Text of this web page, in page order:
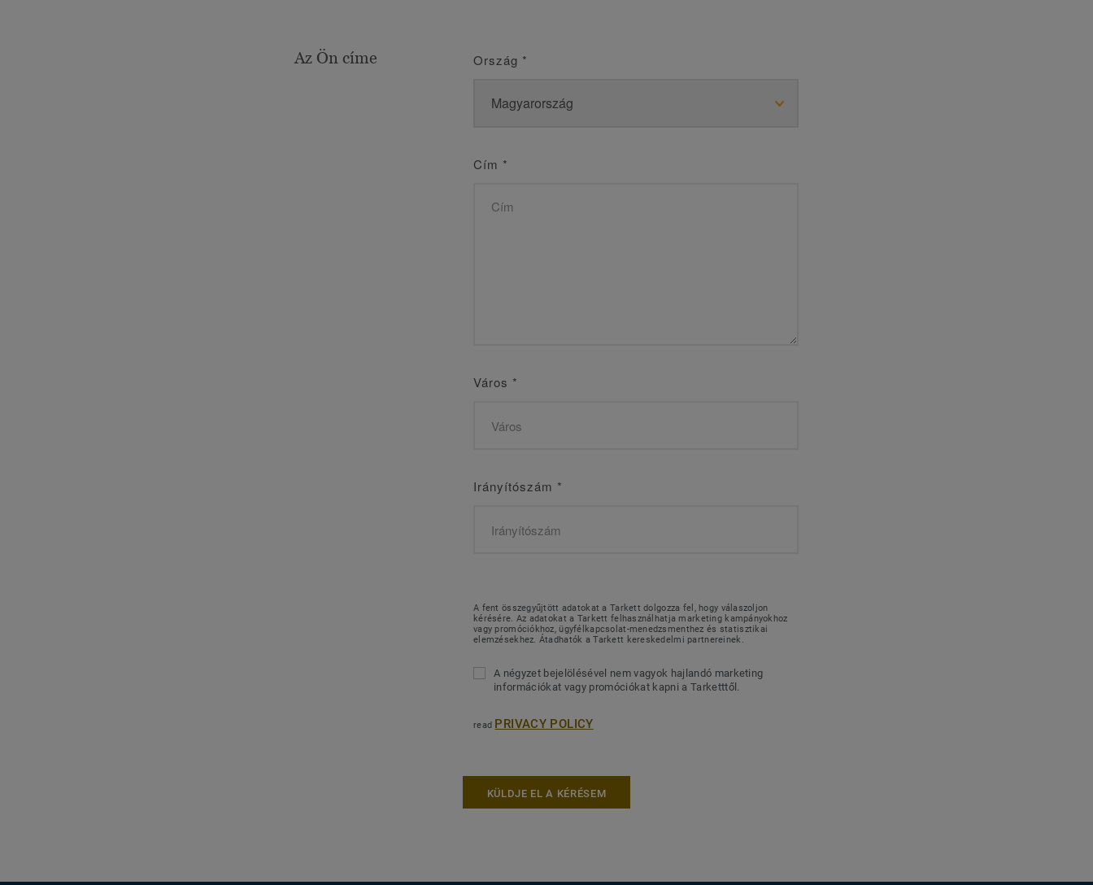
Az Ön címe Ország *
Cím *
Város *
Irányítószám *
A fent összegyűjtött adatokat a Tarkett dolgozza fel, hogy válaszoljon
kérésére. Az adatokat a Tarkett felhasználhatja marketing kampányokhoz
vagy promóciókhoz, ügyfélkapcsolat-menedzsmenthez és statisztikai
elemzésekhez. Átadhatók a Tarkett kereskedelmi partnereinek.
A négyzet bejelölésével nem vagyok hajlandó marketing
információkat vagy promóciókat kapni a Tarketttől.
read PRIVACY POLICY
KÜLDJE EL A KÉRÉSEM